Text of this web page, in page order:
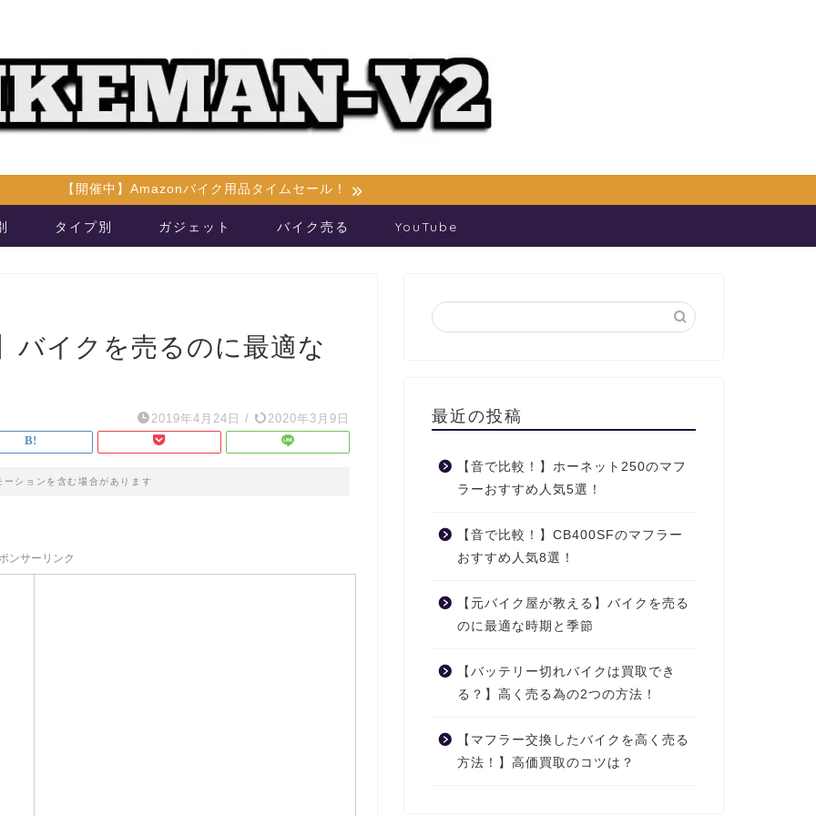
【開催中】Amazonバイク用品タイムセール！
タイプ別 ガジェット バイク売る YouTube
バイクを売るのに最適な
2019年4月24日 / 2020年3月9日
ーションを含む場合があります
ンサーリンク
最近の投稿
【音で比較！】ホーネット250のマフ
ラーおすすめ人気5選！
【音で比較！】CB400SFのマフラー
おすすめ人気8選！
【元バイク屋が教える】バイクを売る
のに最適な時期と季節
【バッテリー切れバイクは買取でき
る？】高く売る為の2つの方法！
【マフラー交換したバイクを高く売る
方法！】高価買取のコツは？